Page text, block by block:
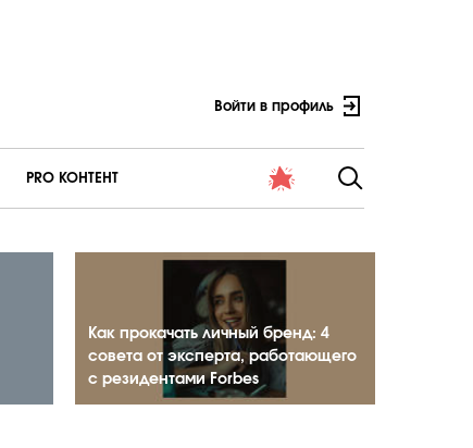
Войти в профиль
PRO КОНТЕНТ
Как прокачать личный бренд: 4
совета от эксперта, работающего
с резидентами Forbes